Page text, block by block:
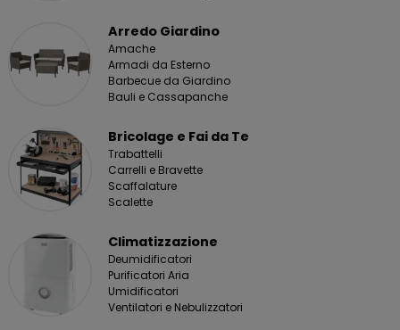
Arredo Giardino
Amache
Armadi da Esterno
Barbecue da Giardino
Bauli e Cassapanche
Bricolage e Fai da Te
Trabattelli
Carrelli e Bravette
Scaffalature
Scalette
Climatizzazione
Deumidificatori
Purificatori Aria
Umidificatori
Ventilatori e Nebulizzatori